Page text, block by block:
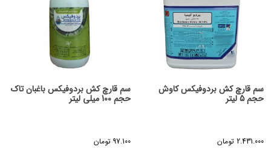
سم قارچ کش بردوفیکس کاوش
حجم 5 لیتر
2.431.000 تومان
سم قارچ کش بردوفیکس باغبان تاک
حجم 100 میلی لیتر
97.100 تومان